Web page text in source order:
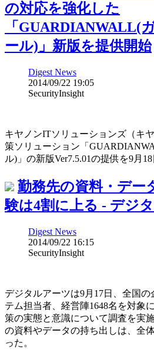
の対応を強化した
「GUARDIANWALL(
ール)」新版を提供開始
Digest News
2014/09/22 19:05
SecurityInsight
キヤノンITソリューションズ（キ
策ソリューション「
ル)」の新版Ver7.5.01の提供を9月
勤務先の資料・デー
験は4割に上る - デジ
Digest News
2014/09/22 16:15
SecurityInsight
デジタルアーツは9月17日、全国
テム担当者、経営陣1648名を対象
策の実態と意識について調査を実
の資料やデータの持ち出しは、全
った。